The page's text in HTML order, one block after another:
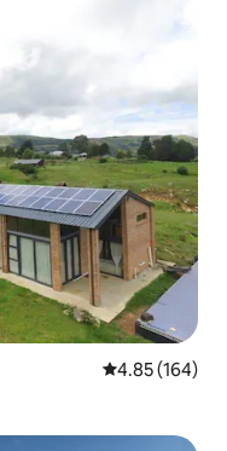
평점 4.85점(5
4.85 (164)